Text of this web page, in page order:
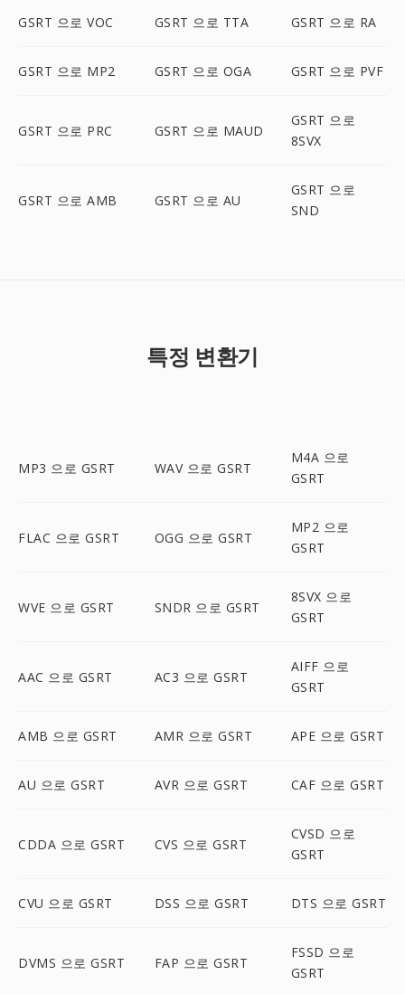
GSRT 으로 VOC GSRT 으로 TTA GSRT 으로 RA
GSRT 으로 MP2 GSRT 으로 OGA GSRT 으로 PVF
GSRT 으로 PRC GSRT 으로 MAUD
GSRT 으로
8SVX
GSRT 으로 AMB GSRT 으로 AU
GSRT 으로
SND
특정 변환기
MP3 으로 GSRT WAV 으로 GSRT
M4A 으로
GSRT
FLAC 으로 GSRT OGG 으로 GSRT
MP2 으로
GSRT
WVE 으로 GSRT SNDR 으로 GSRT
8SVX 으로
GSRT
AAC 으로 GSRT AC3 으로 GSRT
AIFF 으로
GSRT
AMB 으로 GSRT AMR 으로 GSRT APE 으로 GSRT
AU 으로 GSRT AVR 으로 GSRT CAF 으로 GSRT
CDDA 으로 GSRT CVS 으로 GSRT
CVSD 으로
GSRT
CVU 으로 GSRT DSS 으로 GSRT DTS 으로 GSRT
DVMS 으로 GSRT FAP 으로 GSRT
FSSD 으로
GSRT